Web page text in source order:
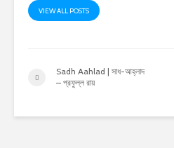
VIEW ALL POSTS
Sadh Aahlad | সাধ-আহ্লাদ
– প্রফুল্ল রায়